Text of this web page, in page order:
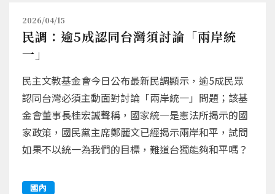
2026/04/15
民調：逾5成認同台灣須討論「兩岸統
一」
民主文教基金會今日公布最新民調顯示，逾5成民眾
認同台灣必須主動面對討論「兩岸統一」問題；該基
金會董事長桂宏誠聲稱，國家統一是憲法所揭示的國
家政策，國民黨主席鄭麗文已經揭示兩岸和平，試問
如果不以統一為我們的目標，難道台獨能夠和平嗎？
國內